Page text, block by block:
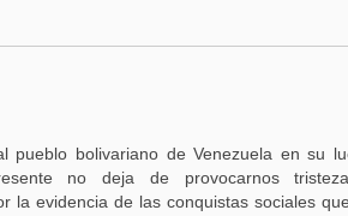
pueblo bolivariano de Venezuela en su
no deja de provocarnos
la evidencia de las conquistas sociales